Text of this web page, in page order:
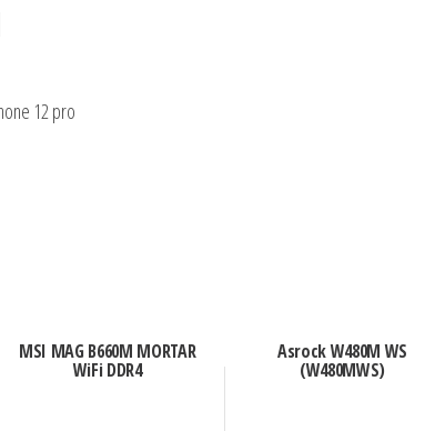
12 pro
MSI MAG B660M MORTAR
WiFi DDR4
Asrock W480M WS
(W480MWS)